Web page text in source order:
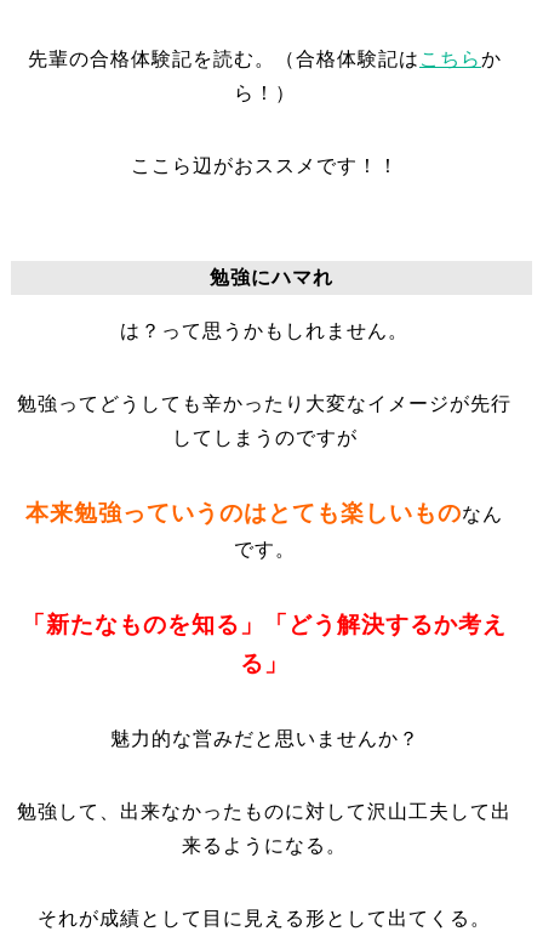
先輩の合格体験記を読む。（合格体験記は こちらか
ら！）
ここら辺がおススメです！！
勉強にハマれ
は？って思うかもしれません。
勉強ってどうしても辛かったり大変なイメージが先行
してしまうのですが
本来勉強っていうのはとても楽しいものなん
です。
「新たなものを知る」「どう解決するか考え
る」
魅力的な営みだと思いませんか？
勉強して、出来なかったものに対して沢山工夫して出
来るようになる。
それが成績として目に見える形として出てくる。